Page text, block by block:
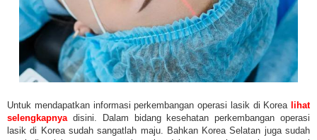
Untuk mendapatkan informasi perkembangan operasi lasik di Korea lihat
selengkapnyadisini.
Dalam bidang kesehatan perkembangan operasi
lasik di Korea sudah sangatlah maju. Bahkan Korea Selatan juga sudah